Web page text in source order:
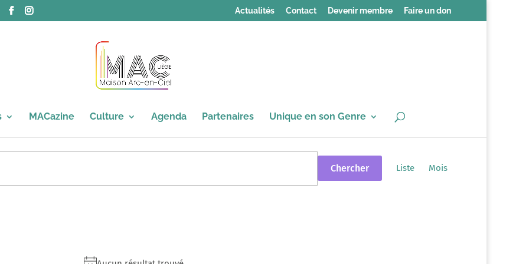
Actualités Contact Devenir membre Faire un don
MACazine Culture Agenda Partenaires Unique en son Genre
Chercher
de
Liste Mois